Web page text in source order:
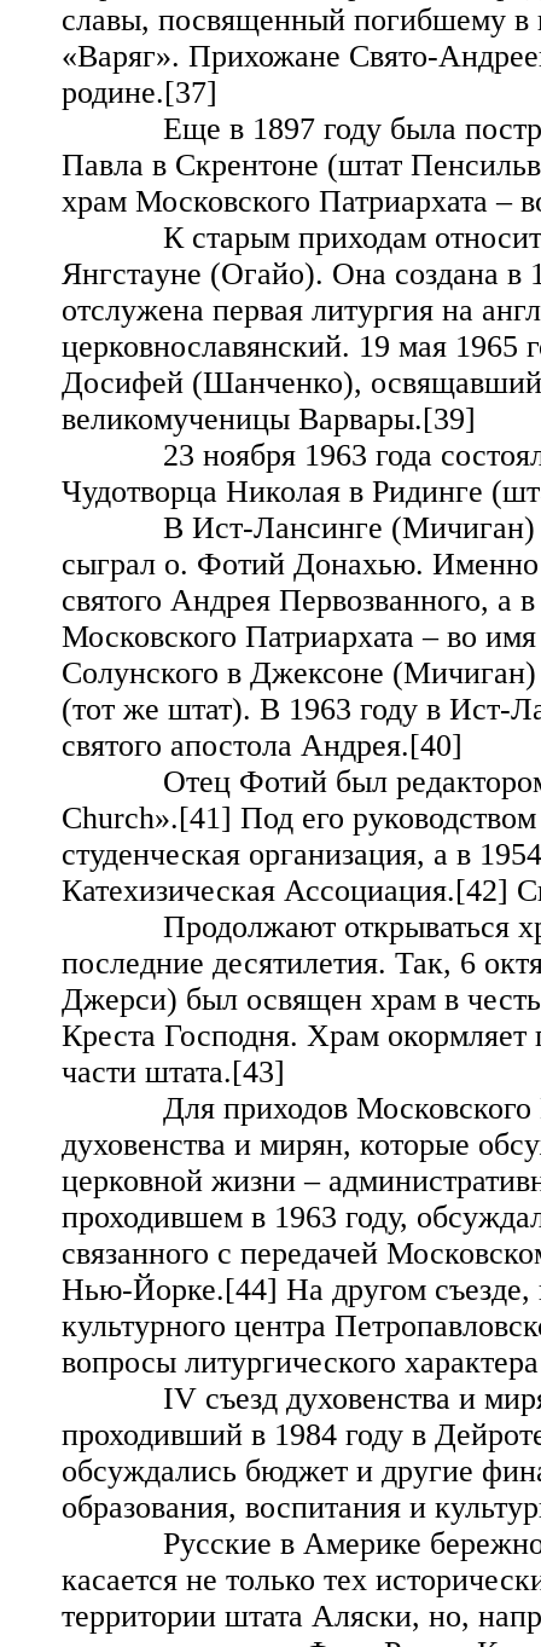
славы, посвященный погибшему в
«Варяг». Прихожане Свято-
родине.[37]
Еще в 1897 году была
Павла в Скрентоне (штат
храм Московского Патриархата –
К старым приходам
Янгстауне (Огайо). Она создана в
отслужена первая литургия на
церковнославянский. 19 мая 1965
Досифей (Шанченко), освящавший
великомученицы Варвары.[39]
23 ноября 1963 года
Чудотворца Николая в Ридинге
В Ист-Лансинге (Мичиган)
сыграл о. Фотий Донахью. Именно
святого Андрея Первозванного,
Московского Патриархата – во
Солунского в Джексоне
(тот же штат). В 1963 году в Ист-
святого апостола Андрея.[40]
Отец Фотий был редактором
Church».[41] Под его
студенческая организация, а в
Катехизическая Ассоциация.[42]
Продолжают открываться
последние десятилетия. Так, 6
Джерси) был освящен храм в
Креста Господня. Храм
части штата.[43]
Для приходов Московского
духовенства и мирян, которые
церковной жизни –
проходившем в 1963 году,
связанного с передачей
Нью-Йорке.[44] На другом съезде,
культурного центра
вопросы литургического
IV съезд духовенства и
проходивший в 1984 году в
обсуждались бюджет и другие
образования, воспитания и
Русские в Америке бережно
касается не только тех
территории штата Аляски, но,